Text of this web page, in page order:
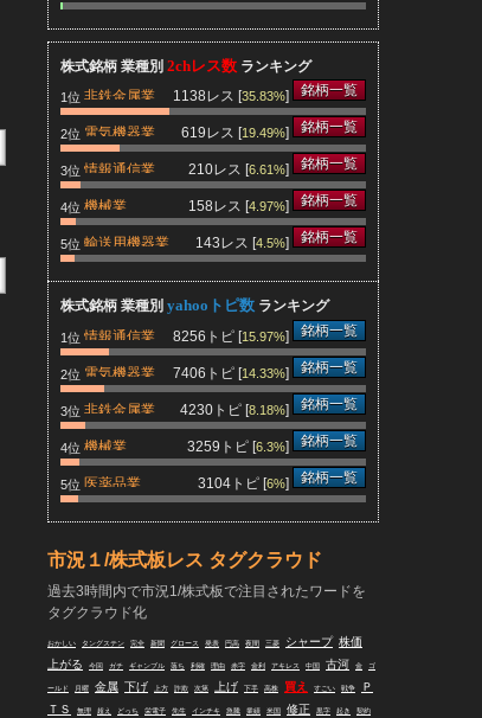
150関連銘柄
株式銘柄 業種別 2chレス数 ランキング
1位 非鉄金属業 1138レス [35.83%] 銘柄一覧
2位 電気機器業 619レス [19.49%] 銘柄一覧
3位 情報通信業 210レス [6.61%] 銘柄一覧
4位 機械業 158レス [4.97%] 銘柄一覧
5位 輸送用機器業 143レス [4.5%] 銘柄一覧
株式銘柄 業種別 yahooトピ数 ランキング
1位 情報通信業 8256トピ [15.97%] 銘柄一覧
2位 電気機器業 7406トピ [14.33%] 銘柄一覧
3位 非鉄金属業 4230トピ [8.18%] 銘柄一覧
4位 機械業 3259トピ [6.3%] 銘柄一覧
5位 医薬品業 3104トピ [6%] 銘柄一覧
市況１/株式板レス タグクラウド
過去3時間内で市況1/株式板で注目されたワードを
タグクラウド化
おかしい タングステン 完全 新聞 グロース 発表 円高 夜間 三菱 シャープ 株価
上がる
今回 ガチ ギャンブル 落ち 利確 理由 赤字 金利 アキレス 中国 古河 金 ゴ
ールド 月曜 金属 下げ 上方 詐欺 次第 上げ 下手 高株 買え すごい 戦争
Ｐ
ＴＳ
無理 超え どっち 栄電子 先生 インチキ 急騰 業績 米国 修正 黒字 起き 契約